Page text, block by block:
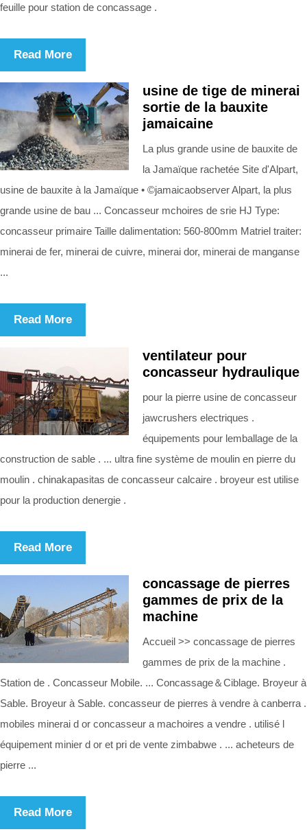
feuille pour station de concassage .
Read More
usine de tige de minerai
sortie de la bauxite
jamaicaine
La plus grande usine de bauxite de
la Jamaïque rachetée Site d'Alpart,
usine de bauxite à la Jamaïque • ©jamaicaobserver Alpart, la plus
grande usine de bau ... Concasseur mchoires de srie HJ Type:
concasseur primaire Taille dalimentation: 560-800mm Matriel traiter:
minerai de fer, minerai de cuivre, minerai dor, minerai de manganse
...
Read More
ventilateur pour
concasseur hydraulique
pour la pierre usine de concasseur
jawcrushers electriques .
équipements pour lemballage de la
construction de sable . ... ultra fine système de moulin en pierre du
moulin . chinakapasitas de concasseur calcaire . broyeur est utilise
pour la production denergie .
Read More
concassage de pierres
gammes de prix de la
machine
Accueil >> concassage de pierres
gammes de prix de la machine .
Station de . Concasseur Mobile. ... Concassage＆Ciblage. Broyeur à
Sable. Broyeur à Sable. concasseur de pierres à vendre à canberra .
mobiles minerai d or concasseur a machoires a vendre . utilisé l
équipement minier d or et pri de vente zimbabwe . ... acheteurs de
pierre ...
Read More